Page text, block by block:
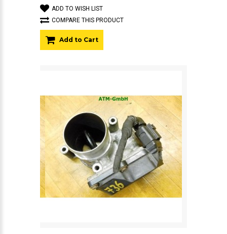
ADD TO WISH LIST
COMPARE THIS PRODUCT
Add to Cart